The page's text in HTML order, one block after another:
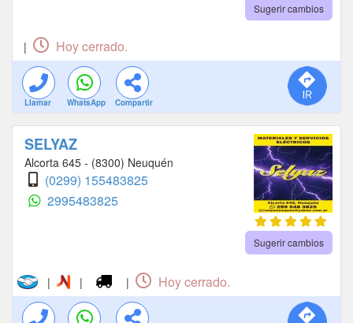
Sugerir cambios
| Hoy cerrado.
Llamar WhatsApp Compartir
SELYAZ
Alcorta 645 - (8300) Neuquén
(0299) 155483825
2995483825
Sugerir cambios
| | | Hoy cerrado.